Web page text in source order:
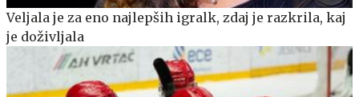
Veljala je za eno najlepših igralk, zdaj je razkrila, kaj
je doživljala